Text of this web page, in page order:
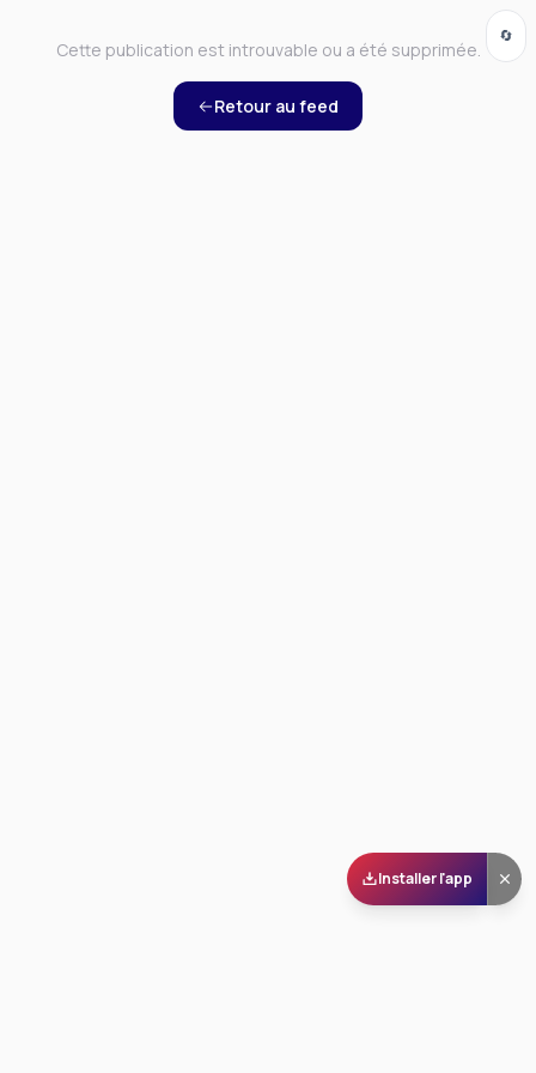
Cette publication est introuvable ou a été supprimée.
Retour au feed
Installer l'app
🔄